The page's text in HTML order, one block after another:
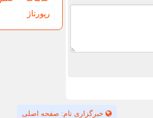
رپورتاژ
خبرگزاری نام: صفحه اصلی